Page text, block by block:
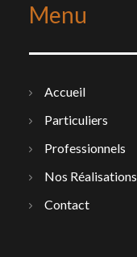
Menu
Accueil
Particuliers
Professionnels
Nos Réalisations
Contact